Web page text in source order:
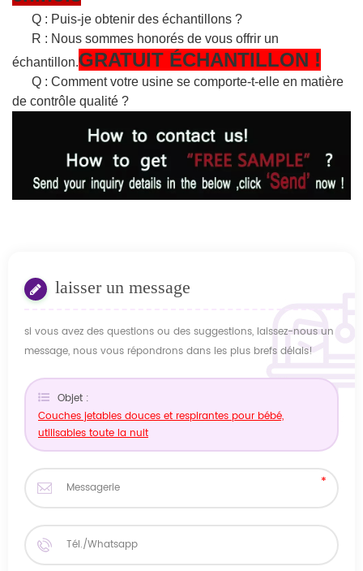
Q : Puis-je obtenir des échantillons ?
R : Nous sommes honorés de vous offrir un
échantillon.GRATUIT ÉCHANTILLON !
Q : Comment votre usine se comporte-t-elle en matière
de contrôle qualité ?
laisser un message
si vous avez des questions ou des suggestions, laissez-nous un
message, nous vous répondrons dans les plus brefs délais!
Objet :
Couches jetables douces et respirantes pour bébé,
utilisables toute la nuit